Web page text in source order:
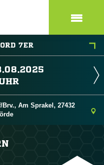
7ER
Am Sprakel, 27432